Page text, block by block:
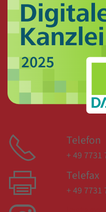
Telefon
+ 49 7731
Telefax
+ 49 7731